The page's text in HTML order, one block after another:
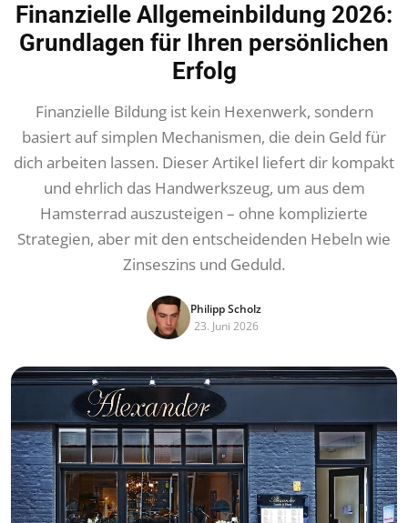
Finanzielle Allgemeinbildung 2026:
Grundlagen für Ihren persönlichen
Erfolg
Finanzielle Bildung ist kein Hexenwerk, sondern
basiert auf simplen Mechanismen, die dein Geld für
dich arbeiten lassen. Dieser Artikel liefert dir kompakt
und ehrlich das Handwerkszeug, um aus dem
Hamsterrad auszusteigen – ohne komplizierte
Strategien, aber mit den entscheidenden Hebeln wie
Zinseszins und Geduld.
Philipp Scholz
23. Juni 2026